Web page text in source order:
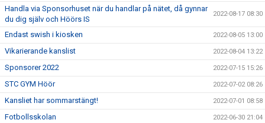
Handla via Sponsorhuset när du handlar på nätet, då gynnar
du dig själv och Höörs IS
2022-08-17 08:30
Endast swish i kiosken 2022-08-05 13:00
Vikarierande kanslist 2022-08-04 13:22
Sponsorer 2022 2022-07-15 15:26
STC GYM Höör 2022-07-02 08:26
Kansliet har sommarstängt! 2022-07-01 08:58
Fotbollsskolan 2022-06-30 21:04